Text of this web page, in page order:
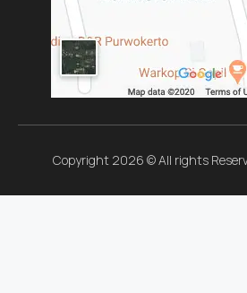
Copyright 2026 © All rights